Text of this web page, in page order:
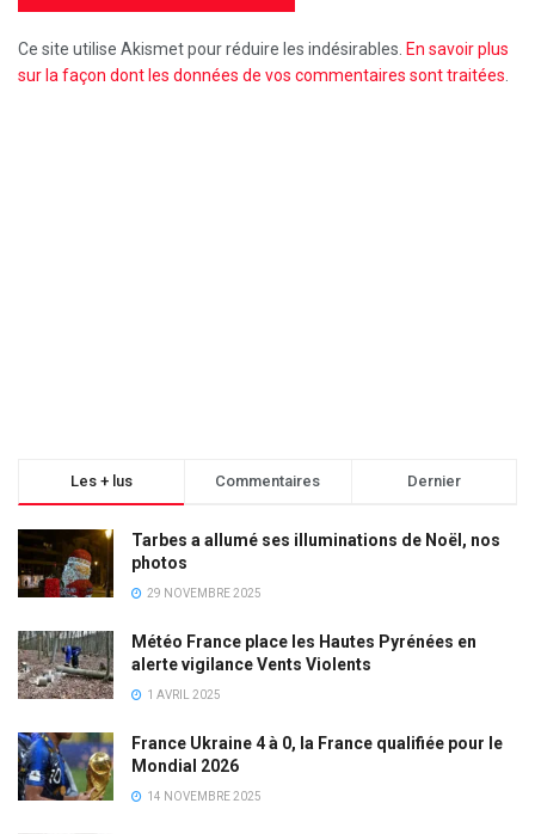
Ce site utilise Akismet pour réduire les indésirables. En savoir plus
sur la façon dont les données de vos commentaires sont traitées
Les + lus Commentaires Dernier
Tarbes a allumé ses illuminations de Noël, nos
photos
29 NOVEMBRE 2025
Météo France place les Hautes Pyrénées en
alerte vigilance Vents Violents
1 AVRIL 2025
France Ukraine 4 à 0, la France qualifiée pour le
Mondial 2026
14 NOVEMBRE 2025